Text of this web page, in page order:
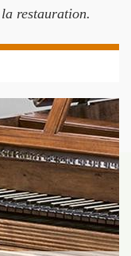
restauration.